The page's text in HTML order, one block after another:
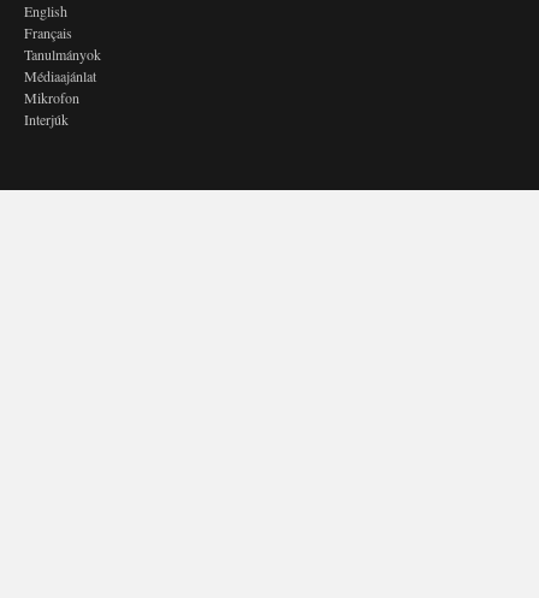
English
Français
Tanulmányok
Médiaajánlat
Mikrofon
Interjúk